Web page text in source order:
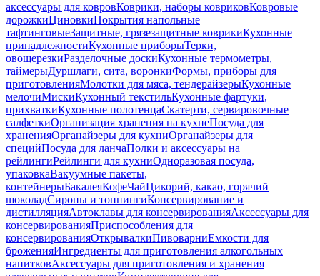
аксессуары для ковровКоврики, наборы ковриковКовровые
дорожкиЦиновкиПокрытия напольные
тафтинговыеЗащитные, грязезащитные коврикиКухонные
принадлежностиКухонные приборыТерки,
овощерезкиРазделочные доскиКухонные термометры,
таймерыДуршлаги, сита, воронкиФормы, приборы для
приготовленияМолотки для мяса, тендерайзерыКухонные
мелочиМискиКухонный текстильКухонные фартуки,
прихваткиКухонные полотенцаСкатерти, сервировочные
салфеткиОрганизация хранения на кухнеПосуда для
храненияОрганайзеры для кухниОрганайзеры для
специйПосуда для ланчаПолки и аксессуары на
рейлингиРейлинги для кухниОдноразовая посуда,
упаковкаВакуумные пакеты,
контейнерыБакалеяКофеЧайЦикорий, какао, горячий
шоколадСиропы и топпингиКонсервирование и
дистилляцияАвтоклавы для консервированияАксессуары для
консервированияПриспособления для
консервированияОткрывалкиПивоварниЕмкости для
броженияИнгредиенты для приготовления алкогольных
напитковАксессуары для приготовления и хранения